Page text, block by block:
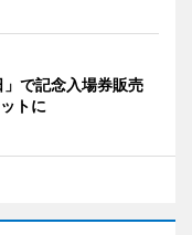
で記念入場券販売
トに